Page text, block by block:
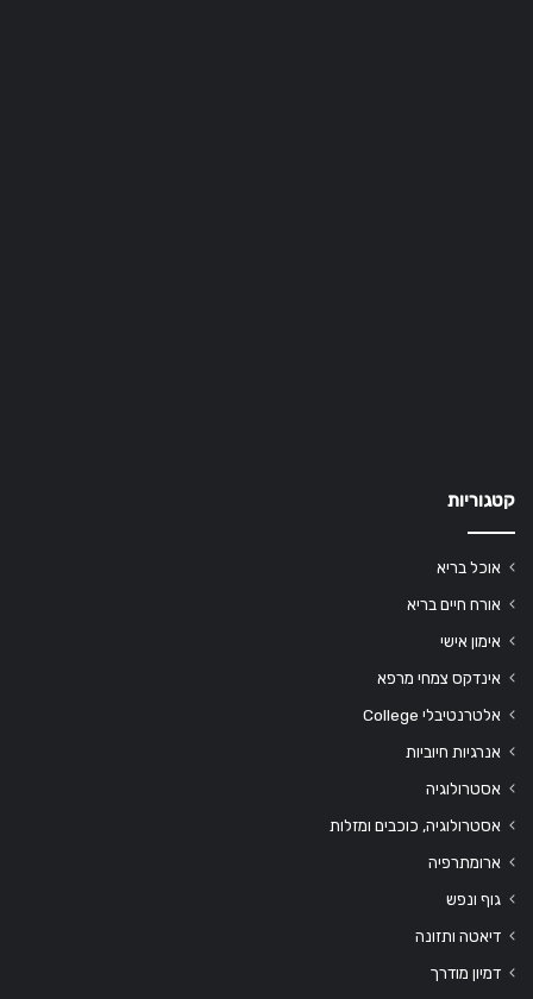
קטגוריות
אוכל בריא
אורח חיים בריא
אימון אישי
אינדקס צמחי מרפא
אלטרנטיבלי College
אנרגיות חיוביות
אסטרולוגיה
אסטרולוגיה, כוכבים ומזלות
ארומתרפיה
גוף ונפש
דיאטה ותזונה
דמיון מודרך